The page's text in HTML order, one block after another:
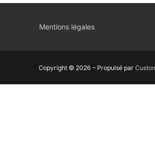
Mentions légales
Copyright © 2026 – Propulsé par